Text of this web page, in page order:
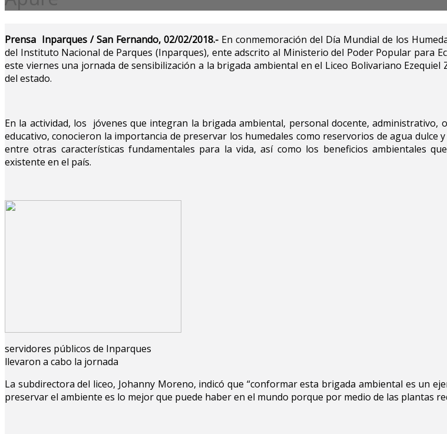
Prensa Inparques / San Fernando, 02/02/2018.-En conmemoración del Día Mundial de los
del Instituto Nacional de Parques (Inparques), ente adscrito al Ministerio del Poder Popular para
este viernes una jornada de sensibilización a la brigada ambiental en el Liceo Bolivariano Ezequiel
del estado.
En la actividad, los jóvenes que integran la brigada ambiental, personal docente, administrativo,
educativo, conocieron la importancia de preservar los humedales como reservorios de agua dulce
entre otras características fundamentales para la vida, así como los beneficios ambientales
existente en el país.
servidores públicos de Inparques
llevaron a cabo la jornada
La subdirectora del liceo, Johanny Moreno, indicó que “conformar esta brigada ambiental es un
preservar el ambiente es lo mejor que puede haber en el mundo porque por medio de las plantas